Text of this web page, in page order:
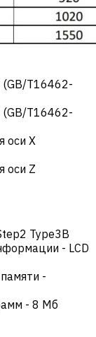
(GB/T16462-
(GB/T16462-
оси X
оси Z
Type3B
- LCD
-
- 8 Мб